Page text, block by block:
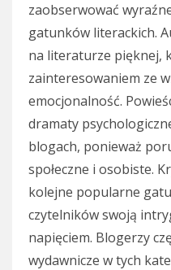
zaobserwować
gatunków literackich.
na literaturze pięknej,
zainteresowaniem ze
emocjonalność.
dramaty
blogach, ponieważ
społeczne i osobiste.
kolejne popularne
czytelników swoją
napięciem. Blogerzy
wydawnicze w tych